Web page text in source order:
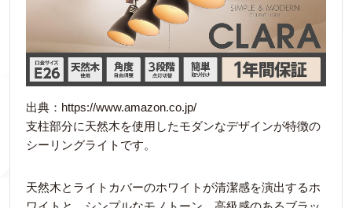
出典：https://www.amazon.co.jp/
支柱部分に天然木を使用したモダンなデザインが特徴の
シーリングライトです。
天然木とライトカバーのホワイトが清潔感を演出するホ